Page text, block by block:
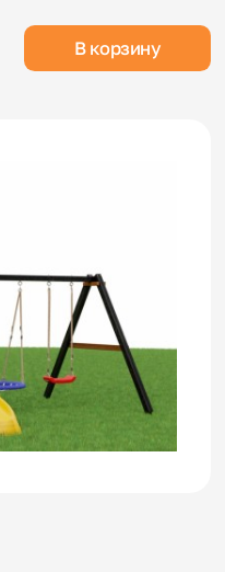
В корзину